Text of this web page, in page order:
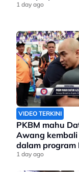
1 day ago
VIDEO TERKINI
PKBM mahu
Awang
dalam program
Olimpik 2028
1 day ago